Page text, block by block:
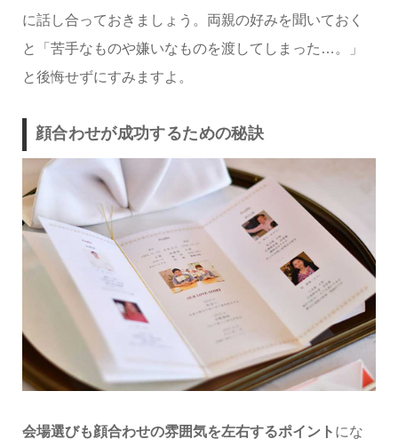
に話し合っておきましょう。両親の好みを聞いておく
と「苦手なものや嫌いなものを渡してしまった…。」
と後悔せずにすみますよ。
顔合わせが成功するための秘訣
会場選びも顔合わせの雰囲気を左右するポイント にな